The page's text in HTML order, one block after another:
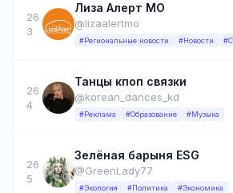
26
3
Лиза Алерт МО
@lizaalertmo
#Региональные новости #Новости
26
4
Танцы кпоп связки
@korean_dances_kd
#Реклама #Образование #Музыка
26
5
Зелёная барыня ESG
@GreenLady77
#Экология #Политика #Экономика